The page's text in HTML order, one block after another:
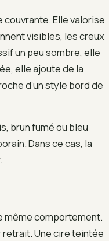
Elle valorise
visibles, les creux
un peu sombre, elle
elle ajoute de la
d’un style bord de
brun fumé ou bleu
Dans ce cas, la
même comportement.
Une cire teintée